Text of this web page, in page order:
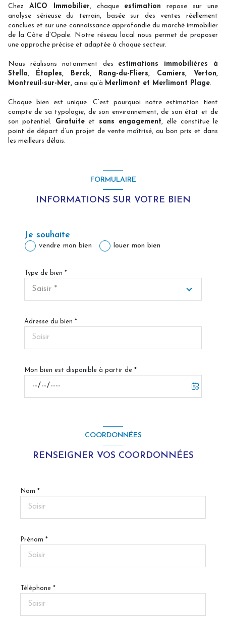
Chez AICO Immobilier, chaque estimation repose sur une
analyse sérieuse du terrain, basée sur des ventes réellement
conclues et sur une connaissance approfondie du marché immobilier
de la Côte d’Opale. Notre réseau local nous permet de proposer
une approche précise et adaptée à chaque secteur.
Nous réalisons notamment des estimations immobilières à
Stella, Étaples, Berck, Rang-du-Fliers, Camiers, Verton,
Montreuil-sur-Mer, ainsi qu’à Merlimont et Merlimont Plage.
Chaque bien est unique. C’est pourquoi notre estimation tient
compte de sa typologie, de son environnement, de son état et de
son potentiel. Gratuiteet sans engagement, elle constitue le
point de départ d’un projet de vente maîtrisé, au bon prix et dans
les meilleurs délais.
FORMULAIRE
INFORMATIONS SUR VOTRE BIEN
Je souhaite
vendre mon bien louer mon bien
Type de bien *
Saisir *
Adresse du bien *
Mon bien est disponible à partir de *
COORDONNÉES
RENSEIGNER VOS COORDONNÉES
Nom *
Prénom *
Téléphone *